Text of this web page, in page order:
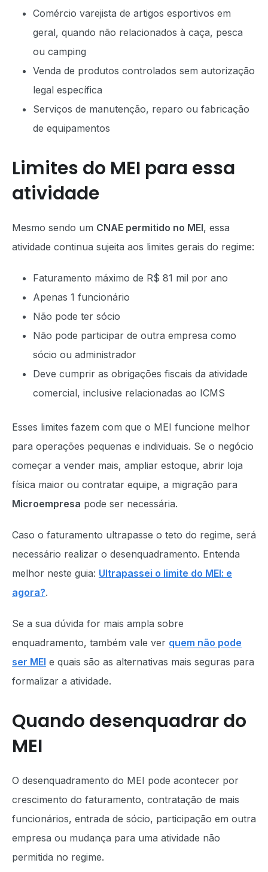
Comércio varejista de artigos esportivos em
geral, quando não relacionados à caça, pesca
ou camping
Venda de produtos controlados sem autorização
legal específica
Serviços de manutenção, reparo ou fabricação
de equipamentos
Limites do MEI para essa
atividade
Mesmo sendo um CNAE permitido no MEI, essa
atividade continua sujeita aos limites gerais do regime:
Faturamento máximo de R$ 81 mil por ano
Apenas 1 funcionário
Não pode ter sócio
Não pode participar de outra empresa como
sócio ou administrador
Deve cumprir as obrigações fiscais da atividade
comercial, inclusive relacionadas ao ICMS
Esses limites fazem com que o MEI funcione melhor
para operações pequenas e individuais. Se o negócio
começar a vender mais, ampliar estoque, abrir loja
física maior ou contratar equipe, a migração para
Microempresa pode ser necessária.
Caso o faturamento ultrapasse o teto do regime, será
necessário realizar o desenquadramento. Entenda
melhor neste guia: Ultrapassei o limite do MEI: e
agora?.
Se a sua dúvida for mais ampla sobre
enquadramento, também vale ver quem não pode
ser MEI e quais são as alternativas mais seguras para
formalizar a atividade.
Quando desenquadrar do
MEI
O desenquadramento do MEI pode acontecer por
crescimento do faturamento, contratação de mais
funcionários, entrada de sócio, participação em outra
empresa ou mudança para uma atividade não
permitida no regime.